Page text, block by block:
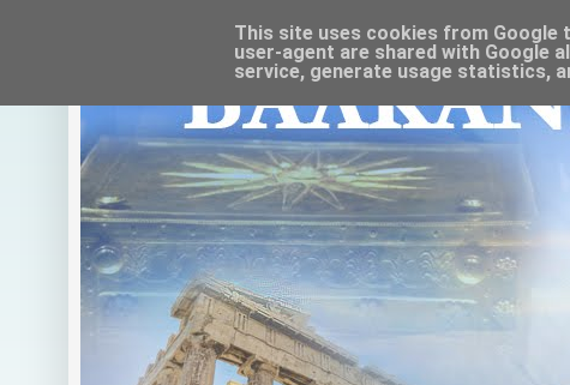
This site uses cookies from Google
user-agent are shared with Google
service, generate usage statistics,